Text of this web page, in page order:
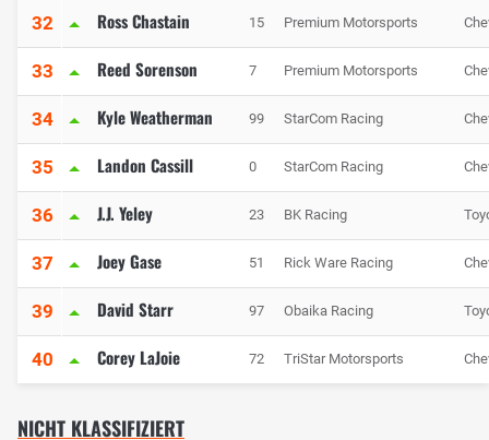
32 Ross Chastain 15 Premium Motorsports
33 Reed Sorenson 7 Premium Motorsports
34 Kyle Weatherman 99 StarCom Racing
35 Landon Cassill 0 StarCom Racing
36 J.J. Yeley 23 BK Racing
37 Joey Gase 51 Rick Ware Racing
39 David Starr 97 Obaika Racing
40 Corey LaJoie 72 TriStar Motorsports
NICHT KLASSIFIZIERT